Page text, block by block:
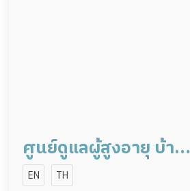
ศูนย์ดูแลผู้สูงอายุ บ้านล
ลิสา เชียงราย
EN TH